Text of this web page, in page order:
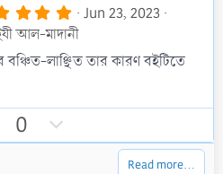
5
.
0
0
s
r
s
Jun 23, 2023
আল-মাদানী
লাঞ্ছিত তার কারণ বইটিতে
p
0
o
Read more…